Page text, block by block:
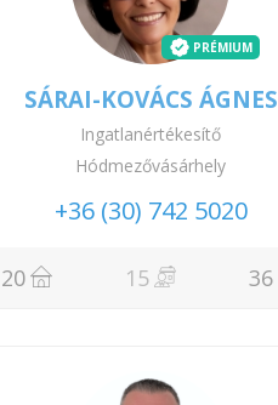
PRÉMIUM
SÁRAI-KOVÁCS ÁGNES
Ingatlanértékesítő
Hódmezővásárhely
+36 (30) 742 5020
20 15 36